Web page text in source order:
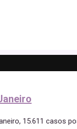
15.611 casos